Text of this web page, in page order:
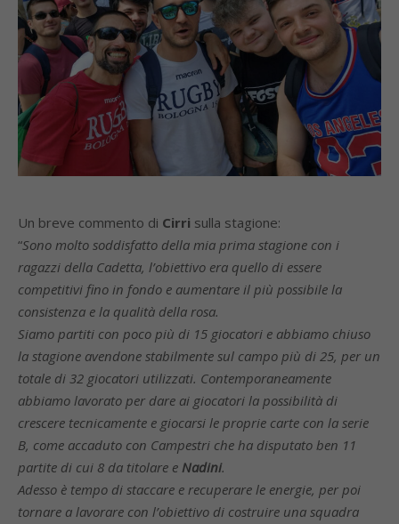
Un breve commento di Cirri sulla stagione:
“Sono molto soddisfatto della mia prima stagione con i
ragazzi della Cadetta, l’obiettivo era quello di essere
competitivi fino in fondo e aumentare il più possibile la
consistenza e la qualità della rosa.
Siamo partiti con poco più di 15 giocatori e abbiamo chiuso
la stagione avendone stabilmente sul campo più di 25, per un
totale di 32 giocatori utilizzati. Contemporaneamente
abbiamo lavorato per dare ai giocatori la possibilità di
crescere tecnicamente e giocarsi le proprie carte con la serie
B, come accaduto con Campestri che ha disputato ben 11
partite di cui 8 da titolare e Nadini.
Adesso è tempo di staccare e recuperare le energie, per poi
tornare a lavorare con l’obiettivo di costruire una squadra